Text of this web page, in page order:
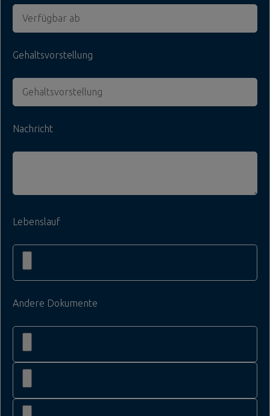
Gehaltsvorstellung
Nachricht
Lebenslauf
Andere Dokumente